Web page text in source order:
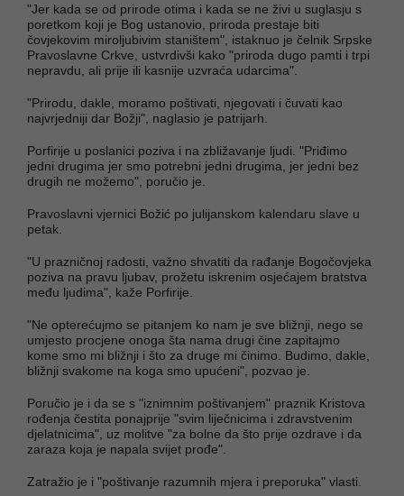
"Jer kada se od prirode otima i kada se ne živi u suglasju s
poretkom koji je Bog ustanovio, priroda prestaje biti
čovjekovim miroljubivim staništem", istaknuo je čelnik Srpske
Pravoslavne Crkve, ustvrdivši kako "priroda dugo pamti i trpi
nepravdu, ali prije ili kasnije uzvraća udarcima".
"Prirodu, dakle, moramo poštivati, njegovati i čuvati kao
najvrjedniji dar Božji", naglasio je patrijarh.
Porfirije u poslanici poziva i na zbližavanje ljudi. "Priđimo
jedni drugima jer smo potrebni jedni drugima, jer jedni bez
drugih ne možemo", poručio je.
Pravoslavni vjernici Božić po julijanskom kalendaru slave u
petak.
"U prazničnoj radosti, važno shvatiti da rađanje Bogočovjeka
poziva na pravu ljubav, prožetu iskrenim osjećajem bratstva
među ljudima", kaže Porfirije.
"Ne opterećujmo se pitanjem ko nam je sve bližnji, nego se
umjesto procjene onoga šta nama drugi čine zapitajmo
kome smo mi bližnji i što za druge mi činimo. Budimo, dakle,
bližnji svakome na koga smo upućeni", pozvao je.
Poručio je i da se s "iznimnim poštivanjem" praznik Kristova
rođenja čestita ponajprije "svim liječnicima i zdravstvenim
djelatnicima", uz molitve "za bolne da što prije ozdrave i da
zaraza koja je napala svijet prođe".
Zatražio je i "poštivanje razumnih mjera i preporuka" vlasti.